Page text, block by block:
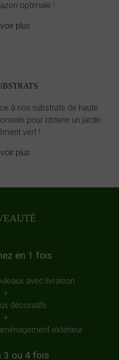
optimale !
plus
à nos substrats de haute
pour obtenir un jardin
vert !
plus
en 1 fois
avec livraison
+
décoratifs
+
extérieur
3 ou 4 fois